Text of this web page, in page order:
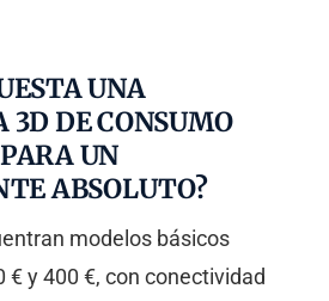
UNA
3D DE CONSUMO
UN
ABSOLUTO?
modelos básicos
€ y 400 €, con conectividad